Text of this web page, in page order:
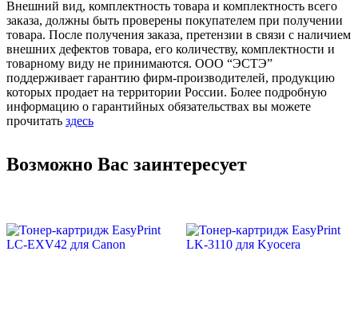
Внешний вид, комплектность товара и комплектность всего
заказа, должны быть проверены покупателем при получении
товара. После получения заказа, претензии в связи с наличием
внешних дефектов товара, его количеству, комплектности и
товарному виду не принимаются. ООО “ЭСТЭ”
поддерживает гарантию фирм-производителей, продукцию
которых продает на территории России. Более подробную
информацию о гарантийных обязательствах вы можете
прочитать здесь
Возможно Вас заинтересует